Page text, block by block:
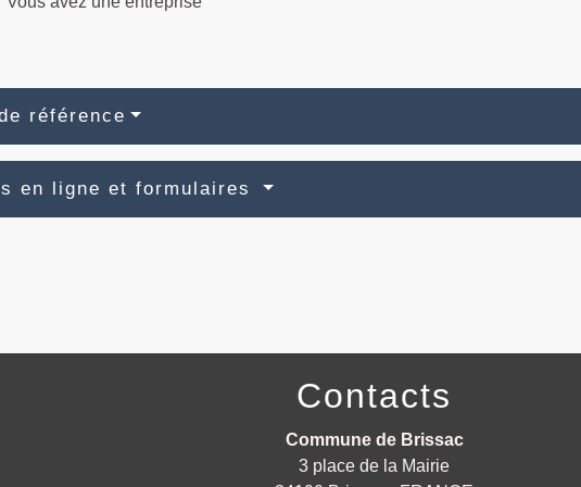
référence
en ligne et formulaires
Contacts
Commune de Brissac
3 place de la Mairie